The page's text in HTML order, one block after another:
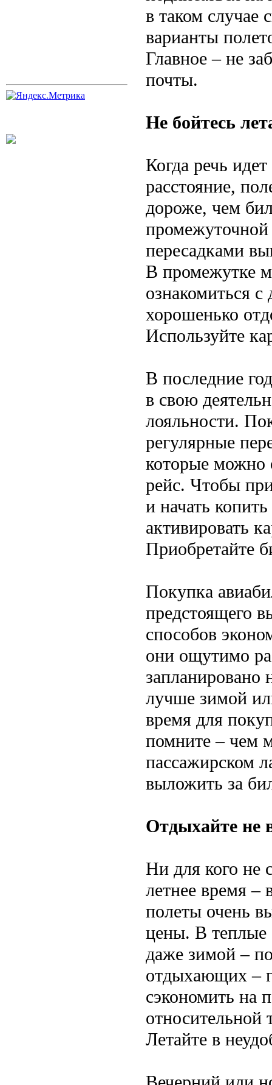
в таком случае
варианты
Главное – не
почты.
Не бойтесь
Когда речь
расстояние,
дороже, чем
промежуточной
пересадками
В промежутке
ознакомиться
хорошенько
Используйте
В последние
в свою
лояльности.
регулярные
которые можно
рейс. Чтобы
и начать
активировать
Приобретайте
Покупка
предстоящего
способов
они ощутимо
запланировано
лучше зимой
время для
помните – чем
пассажирском
выложить за
Отдыхайте не
Ни для кого не
летнее время –
полеты очень
цены. В теплые
даже зимой –
отдыхающих –
сэкономить на
относительной
Летайте в